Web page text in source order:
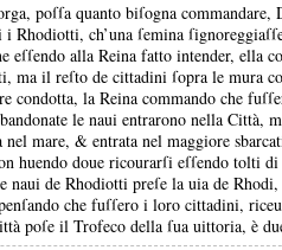
poſſa quanto biſogna
i Rhodiotti, ch’una ſemina
alla Reina fatto intender, ella
ma il reſto de cittadini ſopra le mura
la Reina commando che
le naui entrarono nella Città,
nel mare, & entrata nel maggiore
huendo doue ricourarſi eſſendo tolti
naui de Rhodiotti preſe la uia de
che fuſſero i loro cittadini,
poſe il Trofeco della ſua uittoria, è